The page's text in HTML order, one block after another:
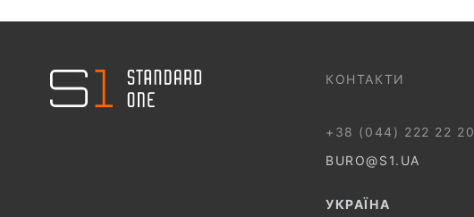
044 499 22 25 КОНТАКТИ
+38 (044) 222 22 20
BURO@S1.UA
УКРАЇНА